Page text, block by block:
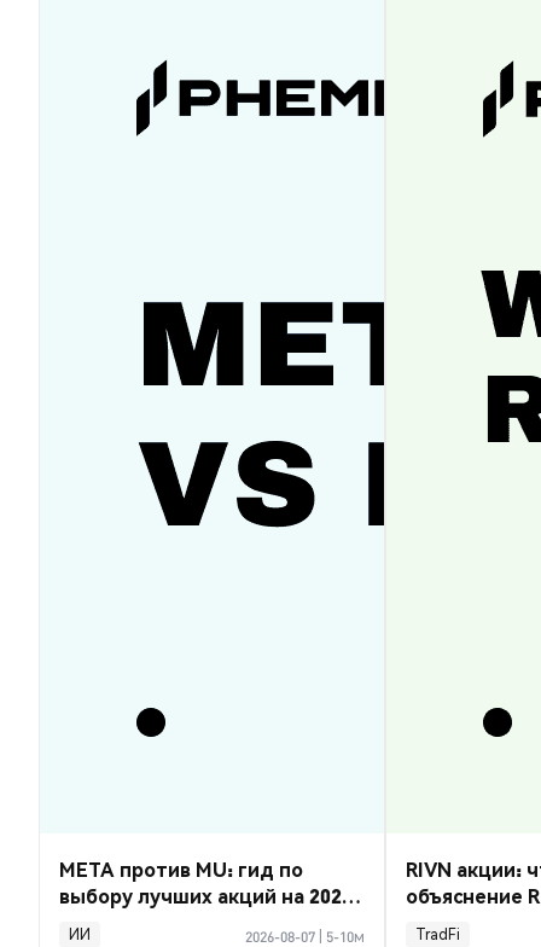
META против MU: гид по
выбору лучших акций на 2026
год
ИИ 2026-08-07 5-10м
RIVN акции:
объяснение
TradFi